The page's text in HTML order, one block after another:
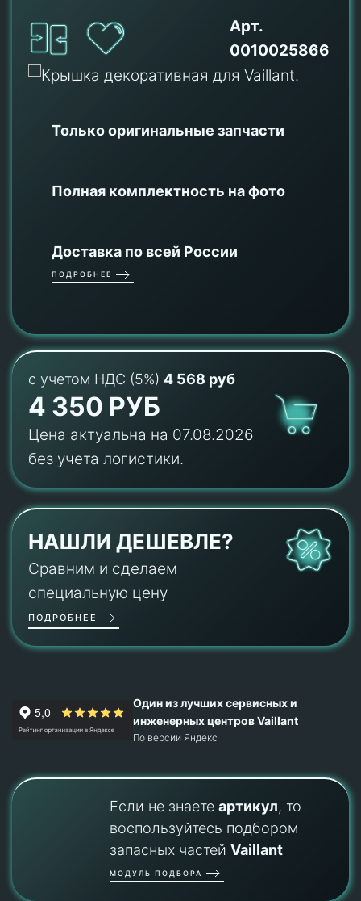
Арт.
0010025866
Только оригинальные запчасти
Полная комплектность на фото
Доставка по всей России
ПОДРОБНЕЕ
с учетом НДС (5%) 4 568 руб
4 350 РУБ
Цена актуальна на 07.08.2026
без учета логистики.
НАШЛИ ДЕШЕВЛЕ?
Сравним и сделаем
специальную цену
ПОДРОБНЕЕ
Один из лучших сервисных и
инженерных центров Vaillant
По версии Яндекс
Если не знаете артикул, то
воспользуйтесь подбором
запасных частей Vaillant
МОДУЛЬ ПОДБОРА